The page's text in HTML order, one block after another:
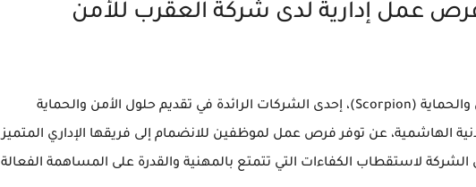
عمل إدارية لدى شركة العقرب للأمن
تعلن شركة العقرب للأمن والحماية (Scorpion)، إحدى الشركات الرائدة في تقديم حلول الأمن والحماية
الهاشمية، عن توفر فرص عمل لموظفين للانضمام إلى فريقها الإداري المتميز
لاستقطاب الكفاءات التي تتمتع بالمهنية والقدرة على المساهمة الفعالة